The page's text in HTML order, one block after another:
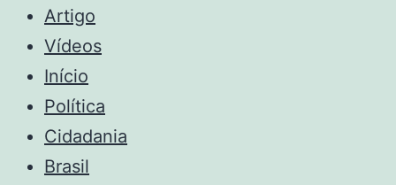
Artigo
Vídeos
Início
Política
Cidadania
Brasil